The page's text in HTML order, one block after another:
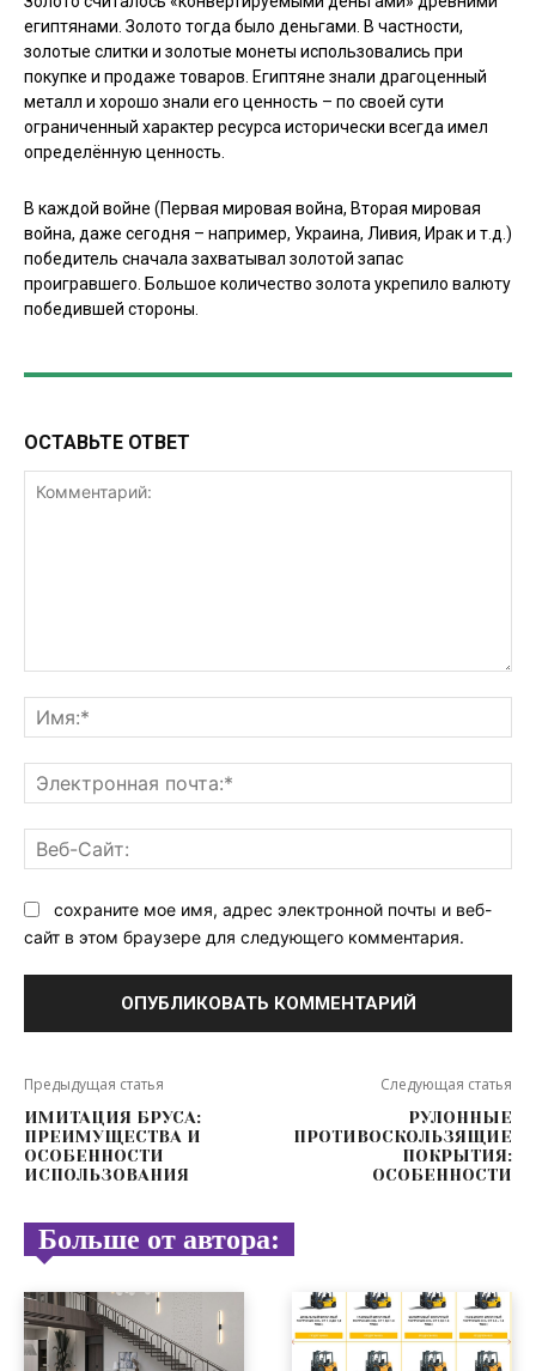
египтянами. Золото тогда было деньгами. В частности,
золотые слитки и золотые монеты использовались при
покупке и продаже товаров. Египтяне знали драгоценный
металл и хорошо знали его ценность – по своей сути
ограниченный характер ресурса исторически всегда имел
определённую ценность.
В каждой войне (Первая мировая война, Вторая мировая
война, даже сегодня – например, Украина, Ливия, Ирак и т.д.)
победитель сначала захватывал золотой запас
проигравшего. Большое количество золота укрепило валюту
победившей стороны.
ОСТАВЬТЕ ОТВЕТ
сохраните мое имя, адрес электронной почты и веб-
сайт в этом браузере для следующего комментария.
Предыдущая статья
ИМИТАЦИЯ БРУСА:
ПРЕИМУЩЕСТВА И
ОСОБЕННОСТИ
ИСПОЛЬЗОВАНИЯ
Следующая статья
РУЛОННЫЕ
ПРОТИВОСКОЛЬЗЯЩИЕ
ПОКРЫТИЯ:
ОСОБЕННОСТИ
Больше от автора: